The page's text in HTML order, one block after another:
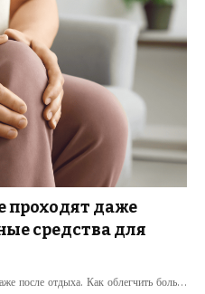
проходят даже
средства для
после отдыха. Как облегчить боль…